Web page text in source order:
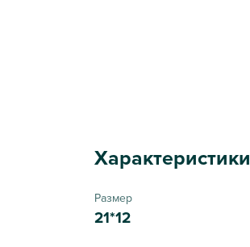
Характеристики
Размер
21*12